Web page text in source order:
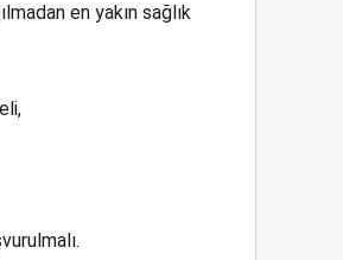
en yakın sağlık